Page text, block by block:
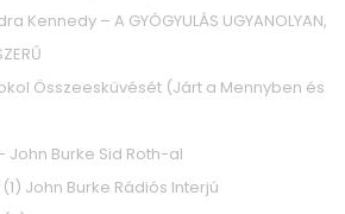
Kennedy – A GYÓGYULÁS UGYANOLYAN,
Összeesküvését (Járt a Mennyben és
John Burke Sid Roth-al
John Burke Rádiós Interjú